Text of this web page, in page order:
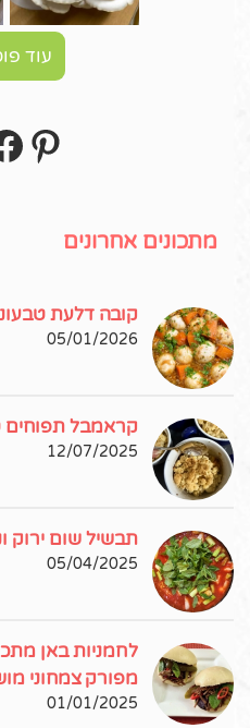
עוד
מתכונים אחרונים
קובה דלעת
05/01/2026
קראמבל תפוחים
12/07/2025
תבשיל שום ירוק
05/04/2025
לחמניות באן
מפורק צמחוני
01/01/2025